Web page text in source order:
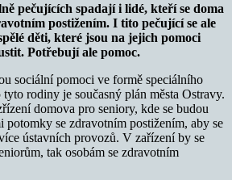
pečujících spadají i lidé, kteří se doma
postižením. I tito pečující se ale
děti, které jsou na jejich pomoci
Potřebují ale pomoc.
sociální pomoci ve formě speciálního
rodiny je současný plán města Ostravy.
domova pro seniory, kde se budou
potomky se zdravotním postižením, aby se
ústavních provozů. V zařízení by se
tak osobám se zdravotním